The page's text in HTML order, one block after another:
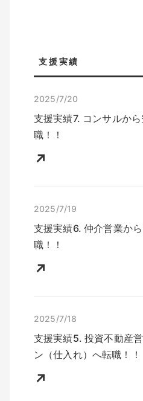
支援実績
2025/7/20
支援実績7. コンサルから
職！！
↗
2025/7/19
支援実績6.仲介営業から
職！！
↗
2025/7/18
支援実績5.投資不動産
ン（仕入れ） へ転職！！
↗